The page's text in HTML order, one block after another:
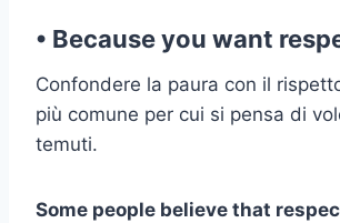
• Because you want
Confondere la paura con il
più comune per cui si pensa di
temuti.
Some people believe that